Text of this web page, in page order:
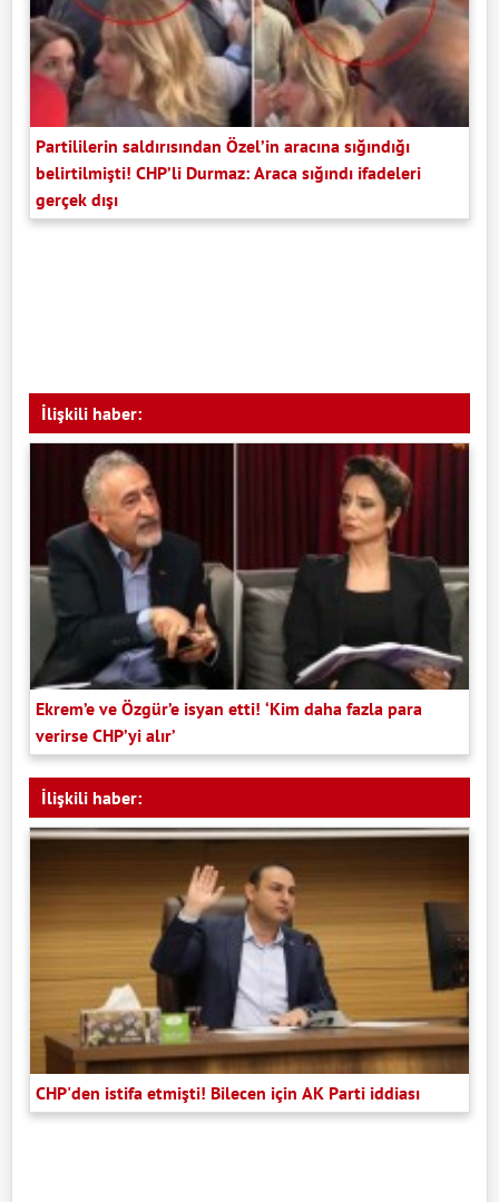
Partililerin saldırısından Özel’in aracına sığındığı
belirtilmişti! CHP’li Durmaz: Araca sığındı ifadeleri
gerçek dışı
İlişkili haber:
Ekrem’e ve Özgür’e isyan etti! ‘Kim daha fazla para
verirse CHP’yi alır’
İlişkili haber:
CHP'den istifa etmişti! Bilecen için AK Parti iddiası